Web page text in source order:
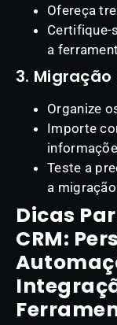
Ofereça
Certifique-
a
3. Migração
Organize
Importe
Teste a
a
Dicas
CRM: